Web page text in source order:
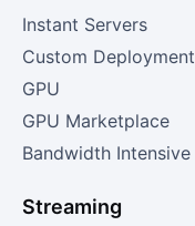
Instant Servers
Custom Deployment
GPU
GPU Marketplace
Bandwidth Intensive
Streaming